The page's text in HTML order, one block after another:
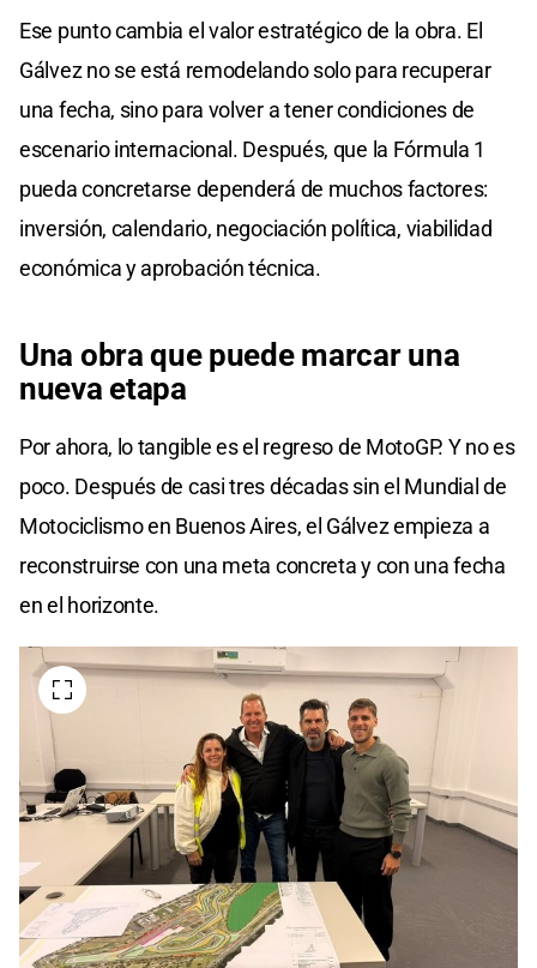
Ese punto cambia el valor estratégico de la obra. El
Gálvez no se está remodelando solo para recuperar
una fecha, sino para volver a tener condiciones de
escenario internacional. Después, que la Fórmula 1
pueda concretarse dependerá de muchos factores:
inversión, calendario, negociación política, viabilidad
económica y aprobación técnica.
Una obra que puede marcar una
nueva etapa
Por ahora, lo tangible es el regreso de MotoGP. Y no es
poco. Después de casi tres décadas sin el Mundial de
Motociclismo en Buenos Aires, el Gálvez empieza a
reconstruirse con una meta concreta y con una fecha
en el horizonte.